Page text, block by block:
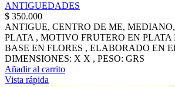
ANTIGUEDADES
$ 350.000
ANTIGUE, CENTRO DE ME,
PLATA , MOTIVO FRUTERO EN
BASE EN FLORES , ELABORADO EN
DIMENSIONES: X X , PESO: GRS
Añadir al carrito
Vista rápida